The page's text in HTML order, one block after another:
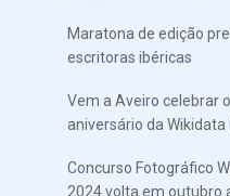
Maratona de edição
escritoras ibéricas
Vem a Aveiro celebrar
aniversário da Wikidata
Concurso Fotográfico
2024 volta em outubro